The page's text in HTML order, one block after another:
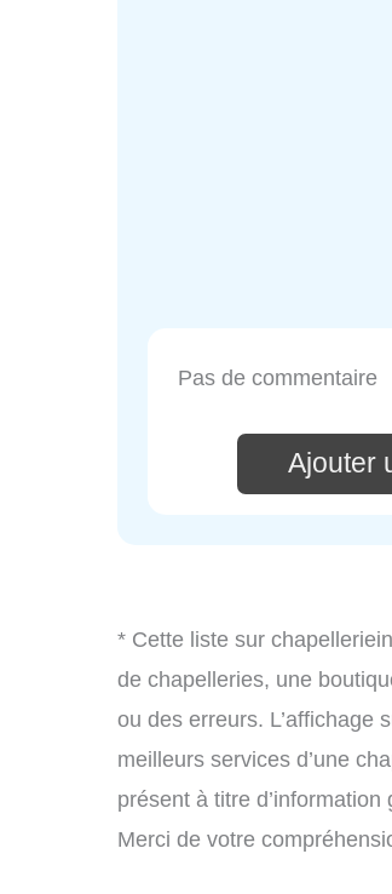
Pas de commentaire
Ajouter
* Cette liste sur
de chapelleries, une
ou des erreurs. L’affichage
meilleurs services d’une
présent à titre
Merci de votre